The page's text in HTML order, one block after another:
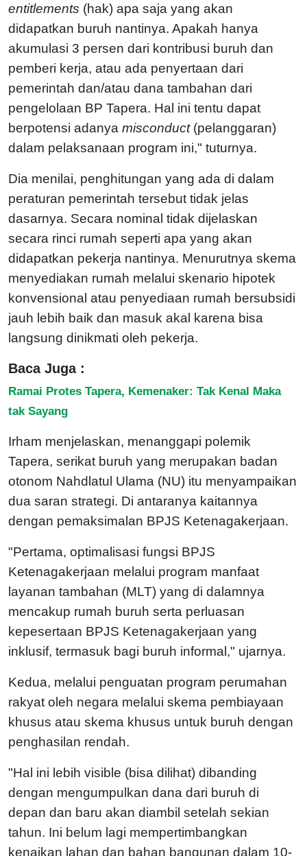
entitlements (hak) apa saja yang akan
didapatkan buruh nantinya. Apakah hanya
akumulasi 3 persen dari kontribusi buruh dan
pemberi kerja, atau ada penyertaan dari
pemerintah dan/atau dana tambahan dari
pengelolaan BP Tapera. Hal ini tentu dapat
berpotensi adanya misconduct(pelanggaran)
dalam pelaksanaan program ini," tuturnya.
Dia menilai, penghitungan yang ada di dalam
peraturan pemerintah tersebut tidak jelas
dasarnya. Secara nominal tidak dijelaskan
secara rinci rumah seperti apa yang akan
didapatkan pekerja nantinya. Menurutnya skema
menyediakan rumah melalui skenario hipotek
konvensional atau penyediaan rumah bersubsidi
jauh lebih baik dan masuk akal karena bisa
langsung dinikmati oleh pekerja.
Baca Juga :
Ramai Protes Tapera, Kemenaker: Tak Kenal Maka
tak Sayang
Irham menjelaskan, menanggapi polemik
Tapera, serikat buruh yang merupakan badan
otonom Nahdlatul Ulama (NU) itu menyampaikan
dua saran strategi. Di antaranya kaitannya
dengan pemaksimalan BPJS Ketenagakerjaan.
"Pertama, optimalisasi fungsi BPJS
Ketenagakerjaan melalui program manfaat
layanan tambahan (MLT) yang di dalamnya
mencakup rumah buruh serta perluasan
kepesertaan BPJS Ketenagakerjaan yang
inklusif, termasuk bagi buruh informal," ujarnya.
Kedua, melalui penguatan program perumahan
rakyat oleh negara melalui skema pembiayaan
khusus atau skema khusus untuk buruh dengan
penghasilan rendah.
"Hal ini lebih visible (bisa dilihat) dibanding
dengan mengumpulkan dana dari buruh di
depan dan baru akan diambil setelah sekian
tahun. Ini belum lagi mempertimbangkan
kenaikan lahan dan bahan bangunan dalam 10-